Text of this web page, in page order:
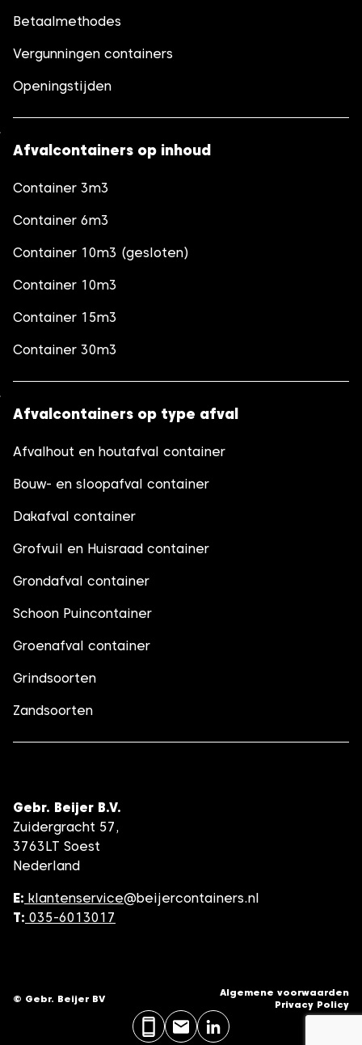
Betaalmethodes
Vergunningen containers
Openingstijden
Afvalcontainers op inhoud
Container 3m3
Container 6m3
Container 10m3 (gesloten)
Container 10m3
Container 15m3
Container 30m3
Afvalcontainers op type afval
Afvalhout en houtafval container
Bouw- en sloopafval container
Dakafval container
Grofvuil en Huisraad container
Grondafval container
Schoon Puincontainer
Groenafval container
Grindsoorten
Zandsoorten
Gebr. Beijer B.V.
Zuidergracht 57,
3763LT Soest
Nederland
E: klantenservice@beijercontainers.nl
T: 035-6013017
© Gebr. Beijer BV
Algemene voorwaarden
Privacy Policy